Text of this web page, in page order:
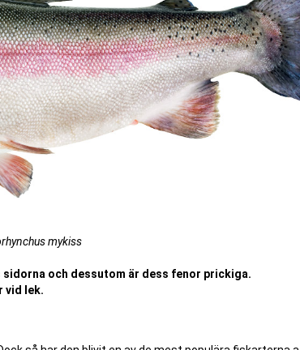
mykiss
och dessutom är dess fenor prickiga.
vid lek.